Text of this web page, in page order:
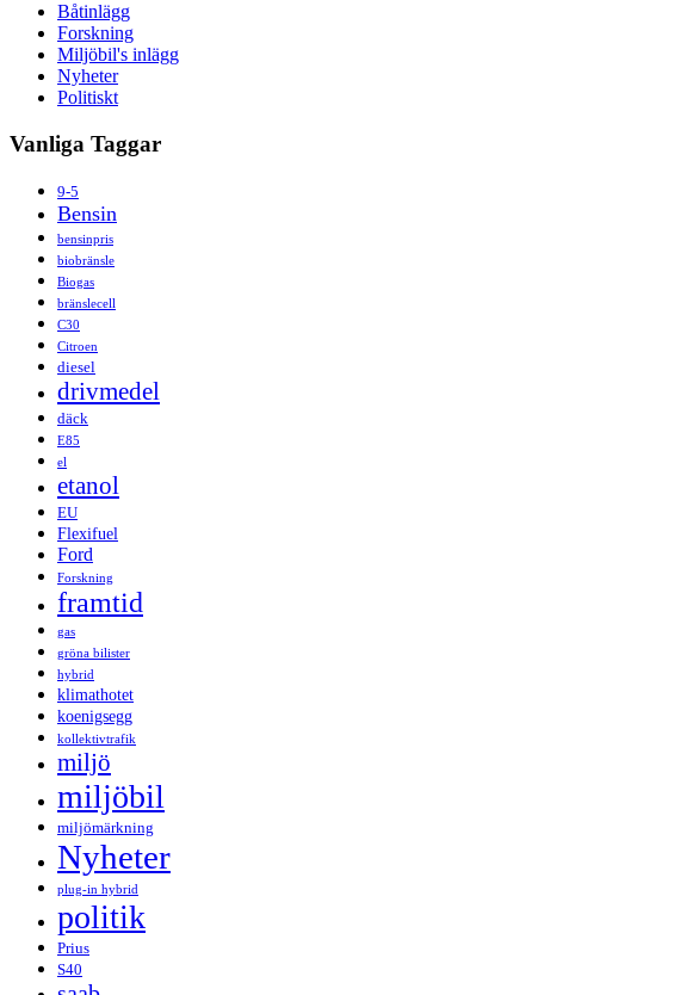
Båtinlägg
Forskning
Miljöbil's inlägg
Nyheter
Politiskt
Vanliga Taggar
9-5
Bensin
bensinpris
biobränsle
Biogas
bränslecell
C30
Citroen
diesel
drivmedel
däck
E85
el
etanol
EU
Flexifuel
Ford
Forskning
framtid
gas
gröna bilister
hybrid
klimathotet
koenigsegg
kollektivtrafik
miljö
miljöbil
miljömärkning
Nyheter
plug-in hybrid
politik
Prius
S40